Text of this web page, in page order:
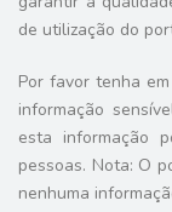
de utilização do
Por favor tenha
informação
esta informação
pessoas. Nota: O
nenhuma